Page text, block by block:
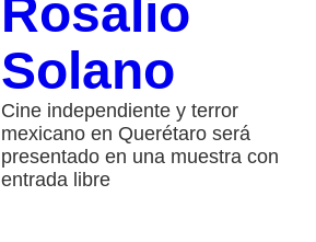
Rosalío
Solano
Cine independiente y terror
mexicano en Querétaro será
presentado en una muestra con
entrada libre